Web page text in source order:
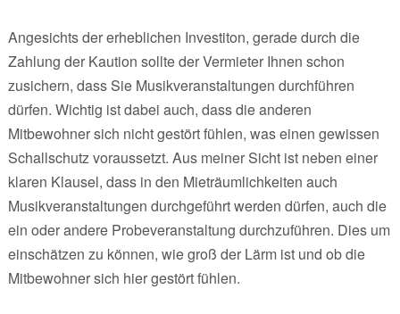
Angesichts der erheblichen Investiton, gerade durch die
Zahlung der Kaution sollte der Vermieter Ihnen schon
zusichern, dass Sie Musikveranstaltungen durchführen
dürfen. Wichtig ist dabei auch, dass die anderen
Mitbewohner sich nicht gestört fühlen, was einen gewissen
Schallschutz voraussetzt. Aus meiner Sicht ist neben einer
klaren Klausel, dass in den Mieträumlichkeiten auch
Musikveranstaltungen durchgeführt werden dürfen, auch die
ein oder andere Probeveranstaltung durchzuführen. Dies um
einschätzen zu können, wie groß der Lärm ist und ob die
Mitbewohner sich hier gestört fühlen.